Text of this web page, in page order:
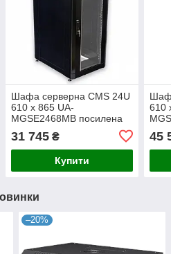
Шафа серверна CMS 24U
610 х 865 UA-
MGSE2468MB посилена
обладнання
31 745₴
Купити
610
45
–20%